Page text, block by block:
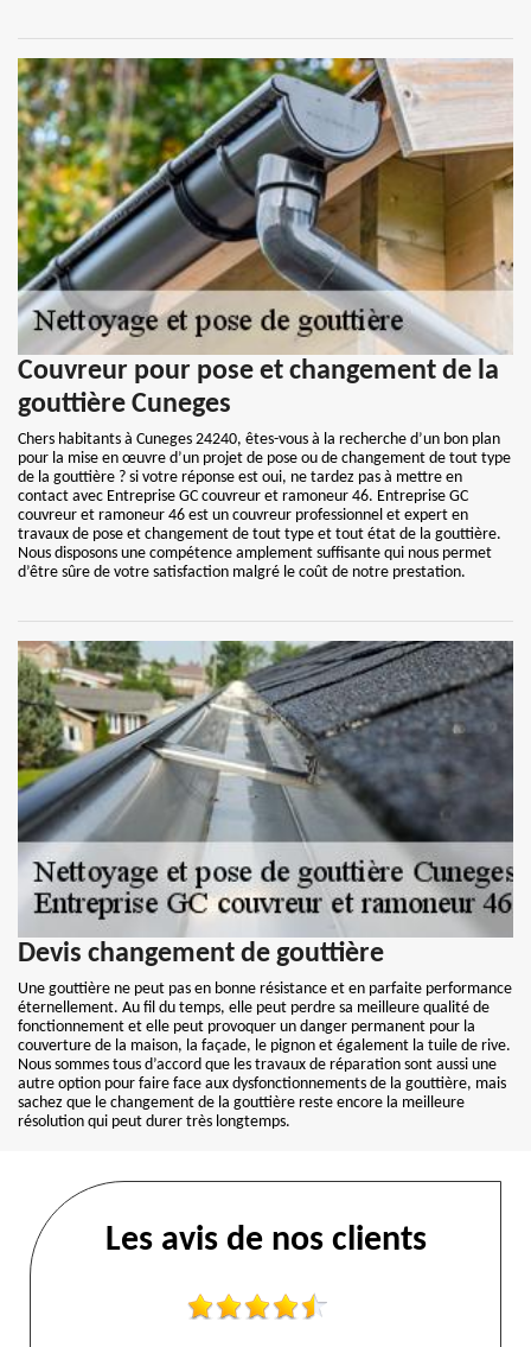
Couvreur pour pose et changement de la
gouttière Cuneges
Chers habitants à Cuneges 24240, êtes-vous à la recherche d’un bon plan
pour la mise en œuvre d’un projet de pose ou de changement de tout type
de la gouttière ? si votre réponse est oui, ne tardez pas à mettre en
contact avec Entreprise GC couvreur et ramoneur 46. Entreprise GC
couvreur et ramoneur 46 est un couvreur professionnel et expert en
travaux de pose et changement de tout type et tout état de la gouttière.
Nous disposons une compétence amplement suffisante qui nous permet
d’être sûre de votre satisfaction malgré le coût de notre prestation.
Devis changement de gouttière
Une gouttière ne peut pas en bonne résistance et en parfaite performance
éternellement. Au fil du temps, elle peut perdre sa meilleure qualité de
fonctionnement et elle peut provoquer un danger permanent pour la
couverture de la maison, la façade, le pignon et également la tuile de rive.
Nous sommes tous d’accord que les travaux de réparation sont aussi une
autre option pour faire face aux dysfonctionnements de la gouttière, mais
sachez que le changement de la gouttière reste encore la meilleure
résolution qui peut durer très longtemps.
Les avis de nos clients